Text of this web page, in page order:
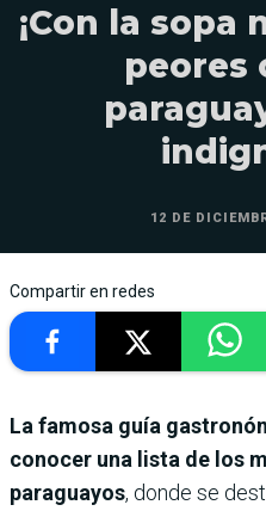
¡Con la sopa
peores
12 DE
Compartir en redes
La famosa guía
conocer una lista de los
paraguayos, donde se